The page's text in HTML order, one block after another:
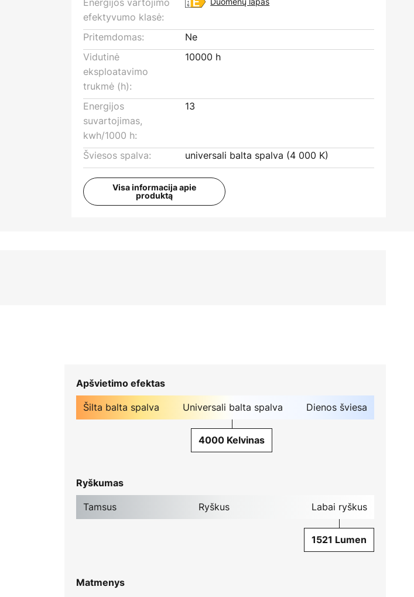
efektyvumo klasė:
Pritemdomas:
Ne
Vidutinė
eksploatavimo
trukmė (h):
10000 h
Energijos
suvartojimas,
kwh/1000 h:
13
Šviesos spalva: universali balta spalva (4 000 K)
Visa informacija apie
produktą
Apšvietimo efektas
Šilta balta spalva Universali balta spalva Dienos šviesa
4000 Kelvinas
Ryškumas
Tamsus Ryškus Labai ryškus
1521 Lumen
Matmenys